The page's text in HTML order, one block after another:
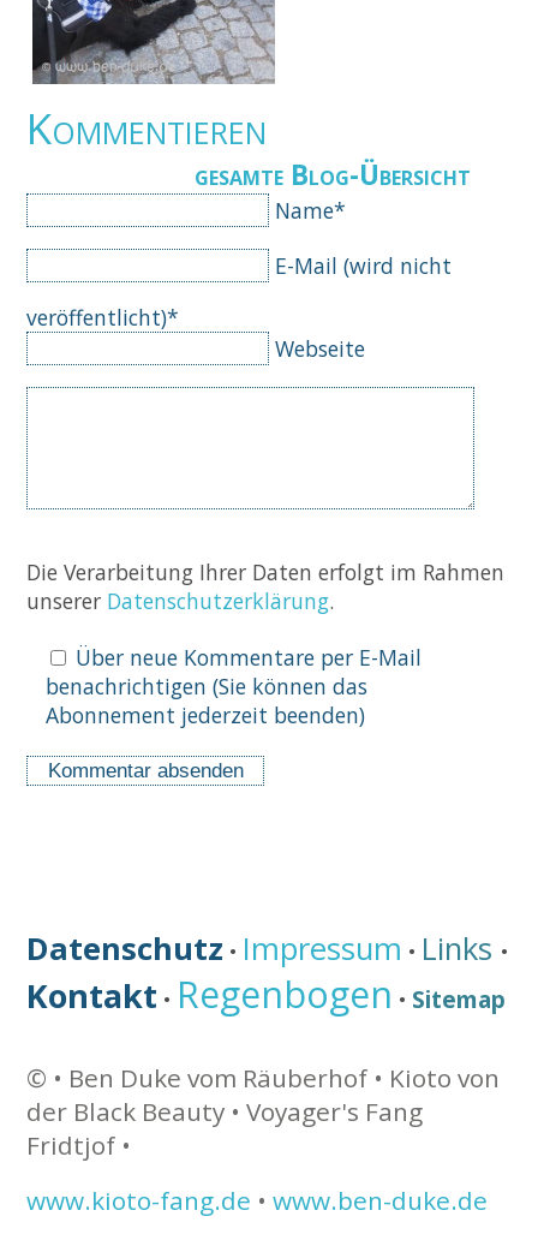
Kommentieren
gesamte Blog-Übersicht
Pflichtfeld
Name*
Pflichtfeld
E-Mail (wird nicht
veröffentlicht)*
Webseite
Die Verarbeitung Ihrer Daten erfolgt im Rahmen
unserer Datenschutzerklärung.
Über neue Kommentare per E-Mail
benachrichtigen (Sie können das
Abonnement jederzeit beenden)
Datenschutz • Impressum • Links •
Kontakt • Regenbogen • Sitemap
© • Ben Duke vom Räuberhof • Kioto von
der Black Beauty • Voyager's Fang
Fridtjof •
www.kioto-fang.de •www.ben-duke.de